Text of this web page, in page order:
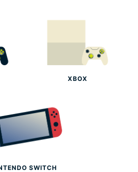
ExpressVPN
din konsol idag!XBOX
SWITCH